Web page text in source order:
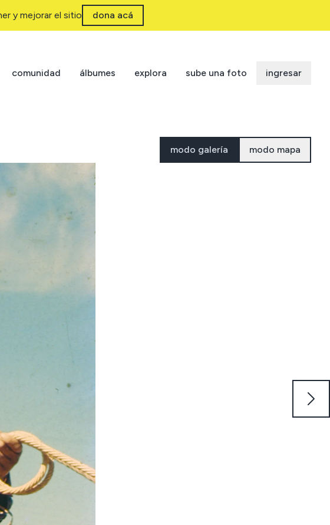
y mejorar el sitio dona acá
comunidad álbumes explora sube una foto ingresar
modo galería modo mapa